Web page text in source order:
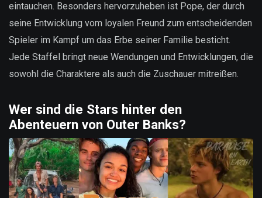
eintauchen. Besonders hervorzuheben ist Pope, der durch
seine Entwicklung vom loyalen Freund zum entscheidenden
Spieler im Kampf um das Erbe seiner Familie besticht.
Jede Staffel bringt neue Wendungen und Entwicklungen, die
sowohl die Charaktere als auch die Zuschauer mitreißen.
Wer sind die Stars hinter den
Abenteuern von Outer Banks?